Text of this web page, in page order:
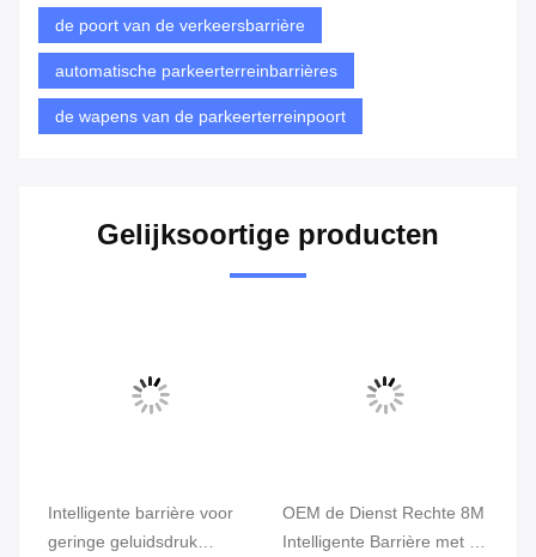
de poort van de verkeersbarrière
automatische parkeerterreinbarrières
de wapens van de parkeerterreinpoort
Gelijksoortige producten
Intelligente barrière voor
geringe geluidsdruk
OEM de Dienst Rechte 8M
Intelligente Barrière met de